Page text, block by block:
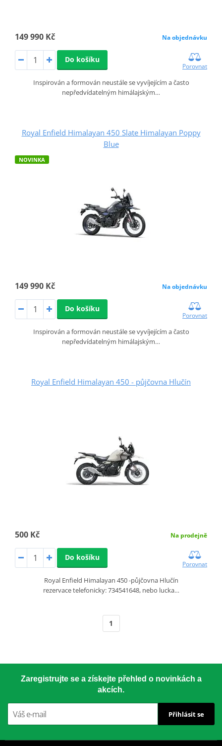
149 990 Kč Na objednávku
Do košíku
Porovnat
Inspirován a formován neustále se vyvíjejícím a často
nepředvídatelným himálajským…
Royal Enfield Himalayan 450 Slate Himalayan Poppy
Blue
NOVINKA
149 990 Kč Na objednávku
Do košíku
Porovnat
Inspirován a formován neustále se vyvíjejícím a často
nepředvídatelným himálajským…
Royal Enfield Himalayan 450 - půjčovna Hlučín
500 Kč Na prodejně
Do košíku
Porovnat
Royal Enfield Himalayan 450 -půjčovna Hlučín
rezervace telefonicky: 734541648, nebo lucka…
1
Zaregistrujte se a získejte přehled o novinkách a
akcích.
Přihlásit se